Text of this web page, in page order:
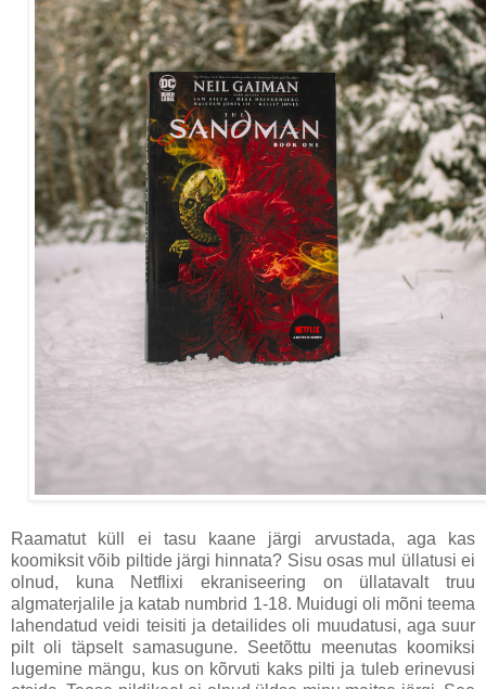
Raamatut küll ei tasu kaane järgi arvustada, aga kas
koomiksit võib piltide järgi hinnata? Sisu osas mul üllatusi ei
olnud, kuna Netflixi ekraniseering on üllatavalt truu
algmaterjalile ja katab numbrid 1-18. Muidugi oli mõni teema
lahendatud veidi teisiti ja detailides oli muudatusi, aga suur
pilt oli täpselt samasugune. Seetõttu meenutas koomiksi
lugemine mängu, kus on kõrvuti kaks pilti ja tuleb erinevusi